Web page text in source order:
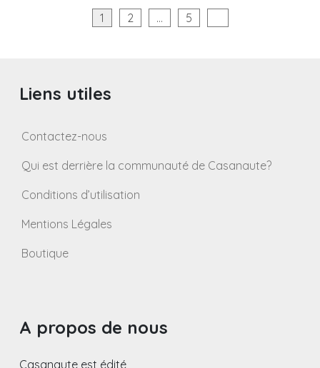
1 2 … 5
Liens utiles
Contactez-nous
Qui est derrière la communauté de Casanaute?
Conditions d’utilisation
Mentions Légales
Boutique
A propos de nous
Casanaute est édité